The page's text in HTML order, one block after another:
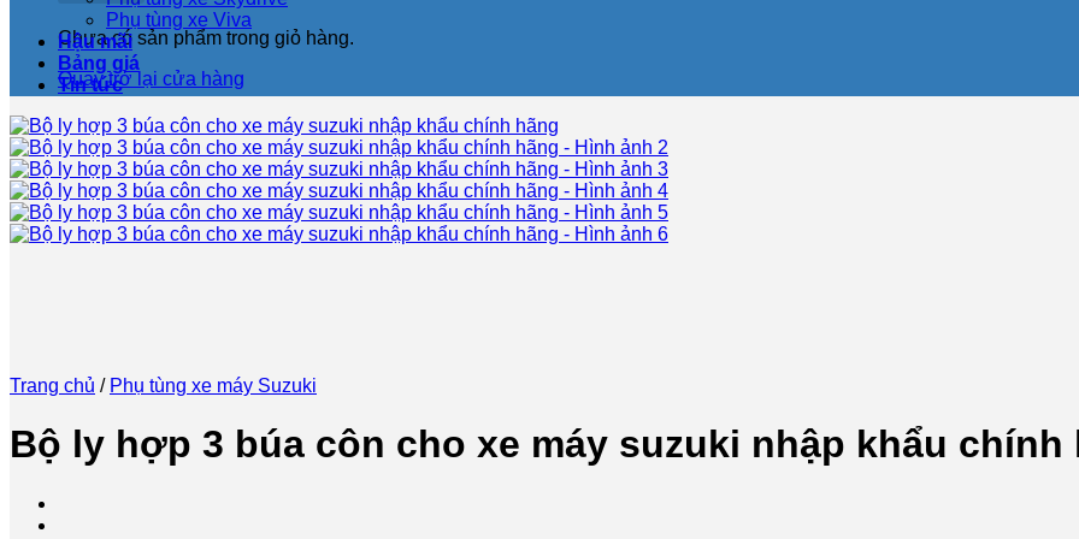
Chưa có sản phẩm trong giỏ hàng.
Quay trở lại cửa hàng
Phụ tùng xe Viva
Hậu mãi
Bảng giá
Tin tức
Trang chủ / Phụ tùng xe máy Suzuki
Bộ ly hợp 3 búa côn cho xe máy suzuki nhập khẩu chính